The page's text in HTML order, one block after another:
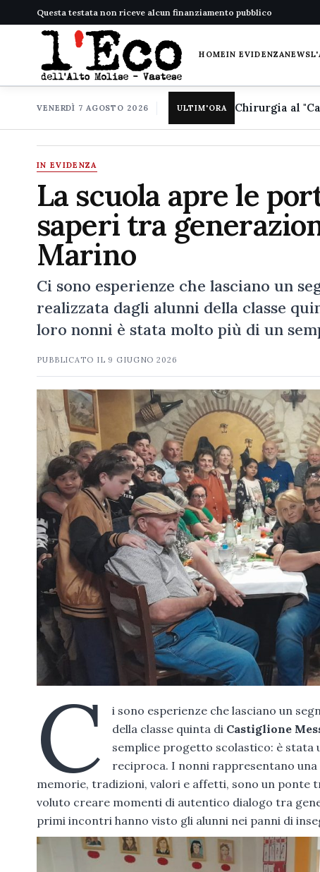
Questa testata non riceve alcun finanziamento pubblico
HOMEIN EVIDENZANEWS
VENERDÌ 7 AGOSTO 2026 ULTIM'ORA
IN EVIDENZA
La scuola apre le
saperi tra
Marino
Ci sono esperienze che lasciano un
realizzata dagli alunni della classe
loro nonni è stata molto più di un
PUBBLICATO IL 9 GIUGNO 2026
C
i sono esperienze che lasciano un
della classe quinta di Castiglione
semplice progetto scolastico: è stata
reciproca. I nonni rappresentano
memorie, tradizioni, valori e affetti, sono un ponte
voluto creare momenti di autentico dialogo tra
primi incontri hanno visto gli alunni nei panni di